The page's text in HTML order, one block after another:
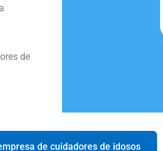
de
de cuidadores de idosos